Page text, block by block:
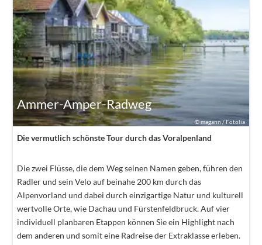
©magann / Fotolia
Ammer-Amper-Radweg
Die vermutlich schönste Tour durch das Voralpenland
Die zwei Flüsse, die dem Weg seinen Namen geben, führen den
Radler und sein Velo auf beinahe 200 km durch das
Alpenvorland und dabei durch einzigartige Natur und kulturell
wertvolle Orte, wie Dachau und Fürstenfeldbruck. Auf vier
individuell planbaren Etappen können Sie ein Highlight nach
dem anderen und somit eine Radreise der Extraklasse erleben.